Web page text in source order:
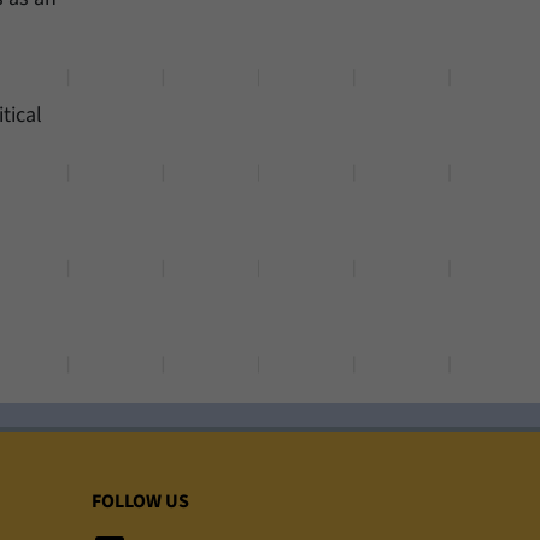
FOLLOW US